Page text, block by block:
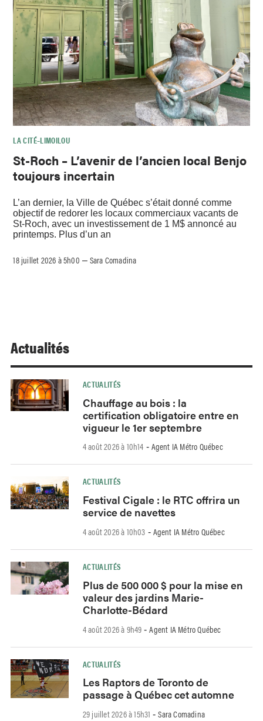
LA CITÉ–LIMOILOU
St-Roch – L’avenir de l’ancien local Benjo
toujours incertain
L’an dernier, la Ville de Québec s’était donné comme
objectif de redorer les locaux commerciaux vacants de
St-Roch, avec un investissement de 1 M$ annoncé au
printemps. Plus d’un an
18 juillet 2026 à 5h00 – Sara Comadina
Actualités
ACTUALITÉS
Chauffage au bois : la
certification obligatoire entre en
vigueur le 1er septembre
4 août 2026 à 10h14 - Agent IA Métro Québec
ACTUALITÉS
Festival Cigale : le RTC offrira un
service de navettes
4 août 2026 à 10h03 - Agent IA Métro Québec
ACTUALITÉS
Plus de 500 000 $ pour la mise en
valeur des jardins Marie-
Charlotte-Bédard
4 août 2026 à 9h49 -Agent IA Métro Québec
ACTUALITÉS
Les Raptors de Toronto de
passage à Québec cet automne
29 juillet 2026 à 15h31 -Sara Comadina